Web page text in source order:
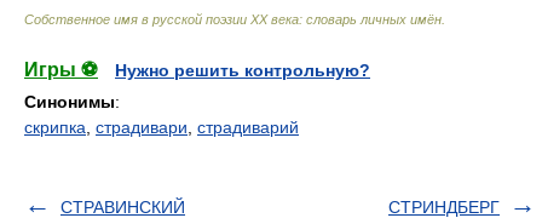
Собственное имя в русской поэзии XX века: словарь личных имён
Игры ⚽
Нужно решить контрольную?
Синонимы:
скрипка страдивари страдиварий
СТРАВИНСКИЙ СТРИНДБЕРГ